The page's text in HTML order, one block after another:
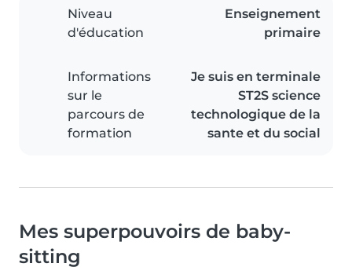
Niveau
d'éducation
Enseignement
primaire
Informations
sur le
parcours de
formation
Je suis en terminale
ST2S science
technologique de la
sante et du social
Mes superpouvoirs de baby-
sitting